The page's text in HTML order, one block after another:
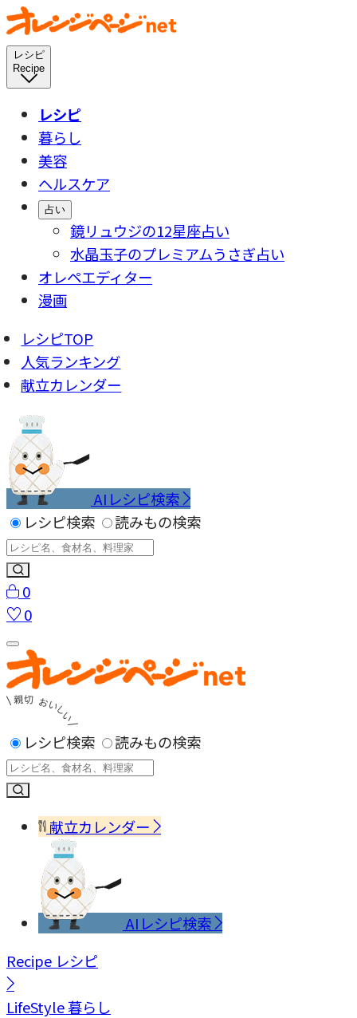
レシピ
Recipe
レシピ
暮らし
美容
ヘルスケア
占い
鏡リュウジの12星座占い
水晶玉子のプレミアムうさぎ占い
オレペエディター
漫画
レシピTOP
人気ランキング
献立カレンダー
AIレシピ検索
レシピ検索
読みもの検索
0
0
レシピ検索 読みもの検索
献立カレンダー
AIレシピ検索
Recipe レシピ
LifeStyle暮らし